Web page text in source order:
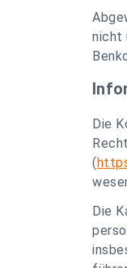
nicht
Die
(
Die